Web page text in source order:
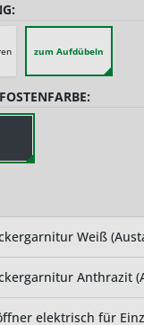
zum Aufdübeln
Weiß
Anthrazit
elektrisch für